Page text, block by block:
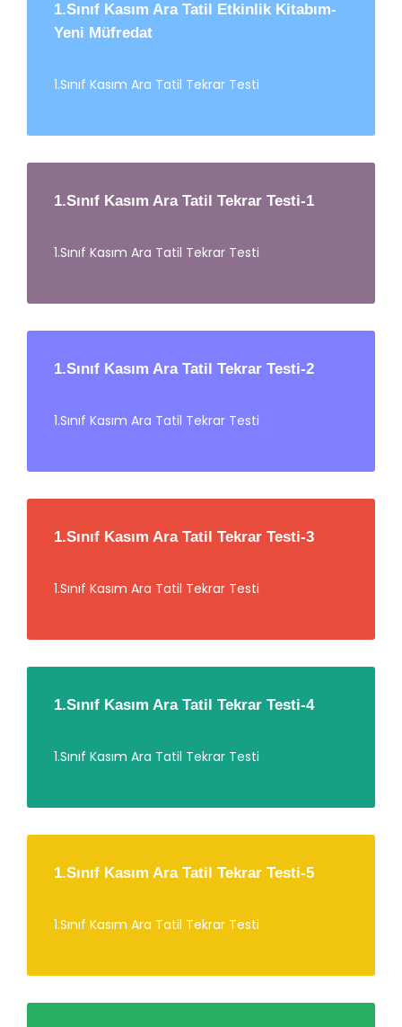
1.Sınıf Kasım Ara Tatil Etkinlik Kitabım-
Yeni Müfredat
1.Sınıf Kasım Ara Tatil Tekrar Testi
1.Sınıf Kasım Ara Tatil Tekrar Testi-1
1.Sınıf Kasım Ara Tatil Tekrar Testi
1.Sınıf Kasım Ara Tatil Tekrar Testi-2
1.Sınıf Kasım Ara Tatil Tekrar Testi
1.Sınıf Kasım Ara Tatil Tekrar Testi-3
1.Sınıf Kasım Ara Tatil Tekrar Testi
1.Sınıf Kasım Ara Tatil Tekrar Testi-4
1.Sınıf Kasım Ara Tatil Tekrar Testi
1.Sınıf Kasım Ara Tatil Tekrar Testi-5
1.Sınıf Kasım Ara Tatil Tekrar Testi